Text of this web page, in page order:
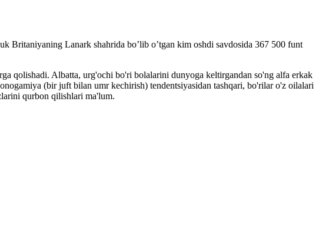
Britaniyaning Lanark shahrida bo’lib o’tgan kim oshdi savdosida 367 500 funt
qolishadi. Albatta, urg'ochi bo'ri bolalarini dunyoga keltirgandan so'ng alfa erkak
(bir juft bilan umr kechirish) tendentsiyasidan tashqari, bo'rilar o'z oilalari
qurbon qilishlari ma'lum.